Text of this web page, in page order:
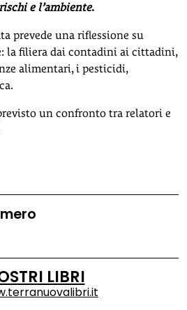
e l’ambiente.
prevede una riflessione su
la filiera dai contadini ai cittadini,
alimentari, i pesticidi,
un confronto tra relatori e
LIBRI